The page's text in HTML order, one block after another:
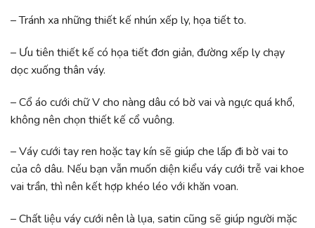
– Tránh xa những thiết kế nhún xếp ly, họa tiết to.
– Ưu tiên thiết kế có họa tiết đơn giản, đường xếp ly chạy
dọc xuống thân váy.
– Cổ áo cưới chữ V cho nàng dâu có bờ vai và ngực quá khổ,
không nên chọn thiết kế cổ vuông.
– Váy cưới tay ren hoặc tay kín sẽ giúp che lấp đi bờ vai to
của cô dâu. Nếu bạn vẫn muốn diện kiểu váy cưới trễ vai khoe
vai trần, thì nên kết hợp khéo léo với khăn voan.
– Chất liệu váy cưới nên là lụa, satin cũng sẽ giúp người mặc